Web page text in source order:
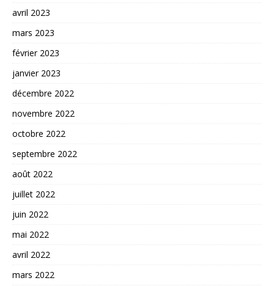
avril 2023
mars 2023
février 2023
janvier 2023
décembre 2022
novembre 2022
octobre 2022
septembre 2022
août 2022
juillet 2022
juin 2022
mai 2022
avril 2022
mars 2022